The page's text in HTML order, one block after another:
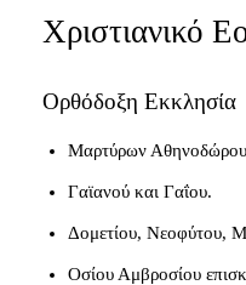
Χριστιανικό
Ορθόδοξη Εκκλησία
Μαρτύρων
Γαϊανού και Γαΐου.
Δομετίου, Νεοφύτου,
Οσίου Αμβροσίου